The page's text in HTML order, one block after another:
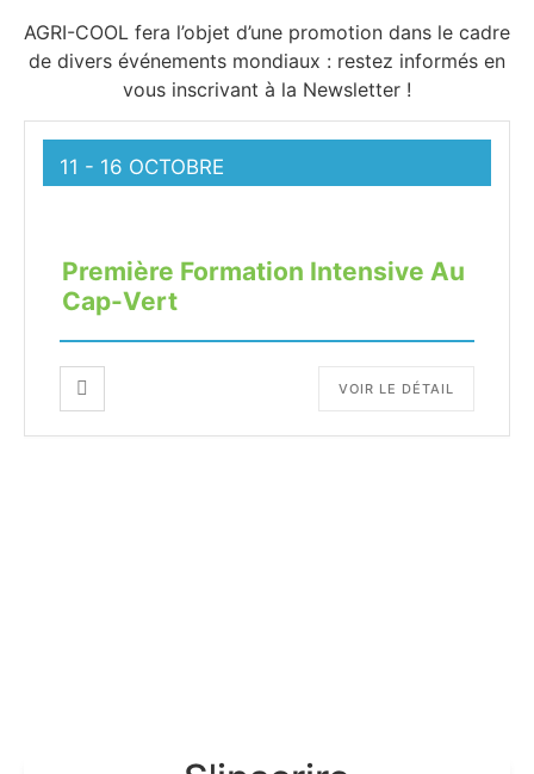
AGRI-COOL fera l’objet d’une promotion dans le cadre
de divers événements mondiaux : restez informés en
vous inscrivant à la Newsletter !
11 - 16 OCTOBRE
Première Formation Intensive Au
Cap-Vert
VOIR LE DÉTAIL